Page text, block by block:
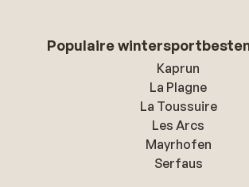
Populaire
Kaprun
La Plagne
La Toussuire
Les Arcs
Mayrhofen
Serfaus